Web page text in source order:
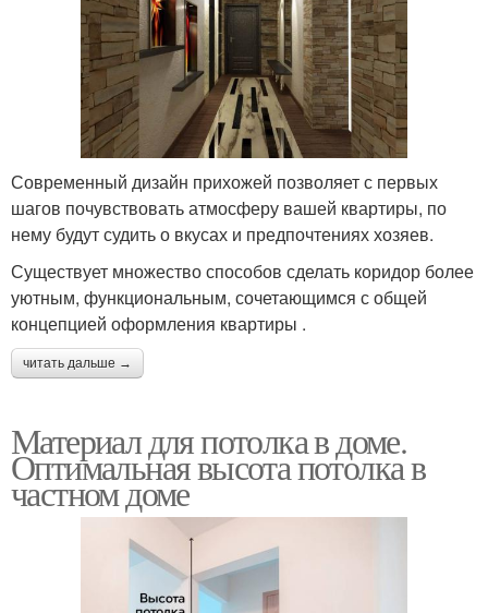
Современный дизайн прихожей позволяет с первых
шагов почувствовать атмосферу вашей квартиры, по
нему будут судить о вкусах и предпочтениях хозяев.
Существует множество способов сделать коридор более
уютным, функциональным, сочетающимся с общей
концепцией оформления квартиры .
читать дальше →
Материал для потолка в доме.
Оптимальная высота потолка в
частном доме